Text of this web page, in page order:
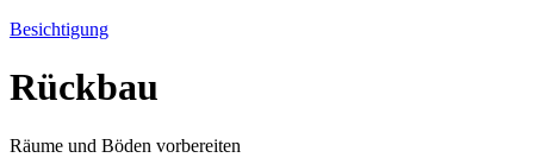
Besichtigung
Rückbau
Räume und Böden vorbereiten